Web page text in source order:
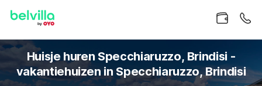
Huisje huren Specchiaruzzo, Brindisi -
vakantiehuizen in Specchiaruzzo, Brindisi